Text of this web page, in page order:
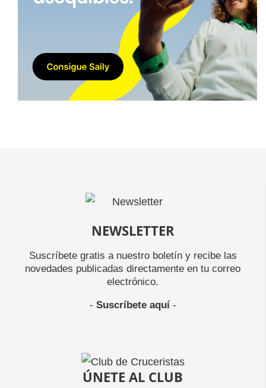
NEWSLETTER
Suscríbete gratis a nuestro boletín y recibe las
novedades publicadas directamente en tu correo
electrónico.
- Suscríbete aquí-
ÚNETE AL CLUB